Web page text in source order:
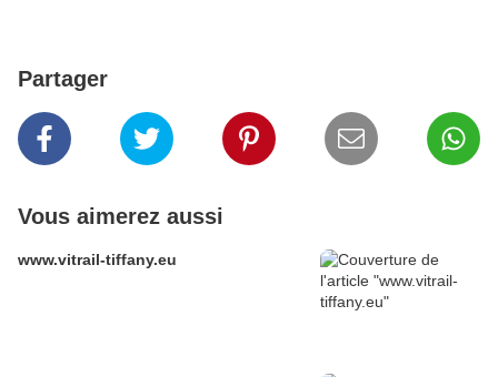
Partager
Vous aimerez aussi
www.vitrail-tiffany.eu